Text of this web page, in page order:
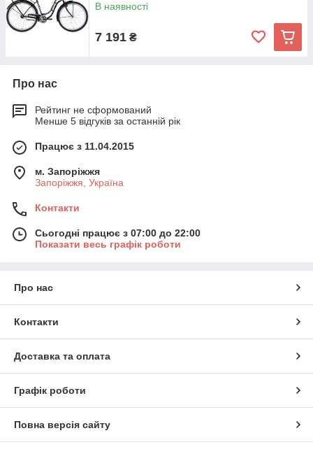
В наявності
7 191 ₴
Про нас
Рейтинг не сформований
Менше 5 відгуків за останній рік
Працює з 11.04.2015
м. Запоріжжя
Запоріжжя, Україна
Контакти
Сьогодні працює з 07:00 до 22:00
Показати весь графік роботи
Про нас
Контакти
Доставка та оплата
Графік роботи
Повна версія сайту